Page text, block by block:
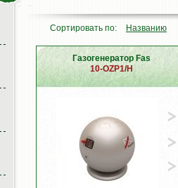
Сортировать по: Названию
Газогенератор Fas
10-OZP1/H